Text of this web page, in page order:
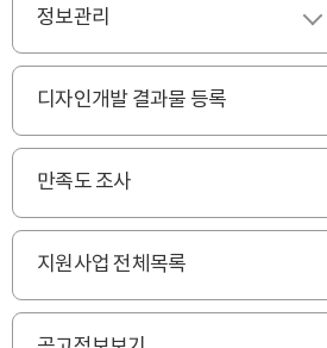
정보관리
디자인개발 결과물 등록
만족도 조사
지원사업 전체목록